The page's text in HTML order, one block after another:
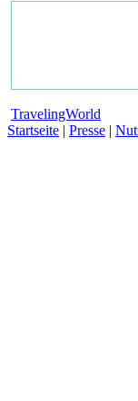
TravelingWorld
Startseite | Presse |